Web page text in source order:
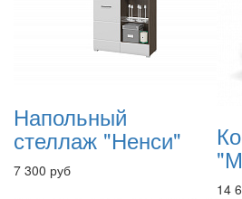
Напольный
стеллаж "Ненси"
7 300 руб
14